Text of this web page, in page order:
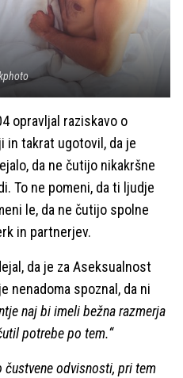
opravljal raziskavo o
in takrat ugotovil, da je
da ne čutijo nikakršne
To ne pomeni, da ti ljudje
le, da ne čutijo spolne
in partnerjev.
da je za Aseksualnost
nenadoma spoznal, da ni
naj bi imeli bežna razmerja
potrebe po tem.“
odvisnosti, pri tem